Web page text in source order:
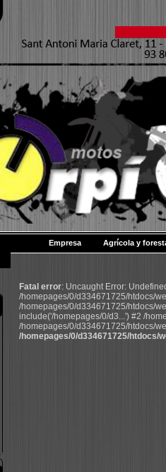
Empresa
Agrícola y
Fatal error: Uncaught Error:
/homepages/0/d334671725/htdocs/
/homepages/0/d334671725/htdocs/
include('/homepages/0/d3...') #2 /
/homepages/0/d334671725/htdocs/
/homepages/0/d334671725/htdocs/